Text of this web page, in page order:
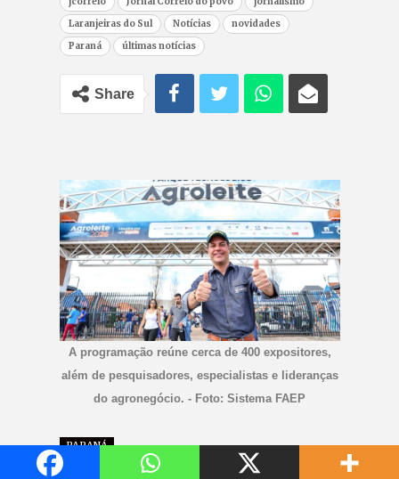
Laranjeiras do Sul
Notícias
novidades
Paraná
últimas notícias
Share
A programação reúne cerca de 400 expositores,
além de pesquisadores, especialistas e lideranças
do agronegócio. - Foto: Sistema FAEP
PARANÁ